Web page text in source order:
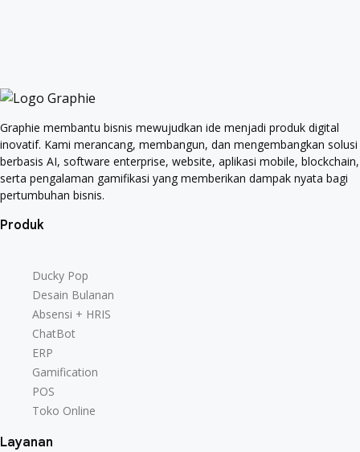
Graphie membantu bisnis mewujudkan ide menjadi produk digital
inovatif. Kami merancang, membangun, dan mengembangkan solusi
berbasis AI, software enterprise, website, aplikasi mobile, blockchain,
serta pengalaman gamifikasi yang memberikan dampak nyata bagi
pertumbuhan bisnis.
Produk
Ducky Pop
Desain Bulanan
Absensi + HRIS
ChatBot
ERP
Gamification
POS
Toko Online
Layanan